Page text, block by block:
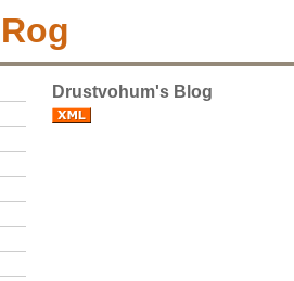
Drustvohum's Blog